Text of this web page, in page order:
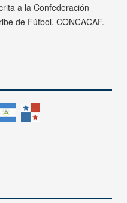
a la Confederación
de Fútbol, CONCACAF.